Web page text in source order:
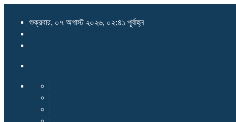
শুক্রবার, ০৭ অগাস্ট ২০২৬, ০২:৪১ পূর্বাহ্ন